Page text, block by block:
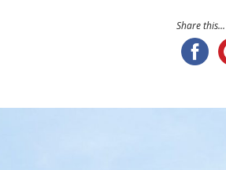
Share this...